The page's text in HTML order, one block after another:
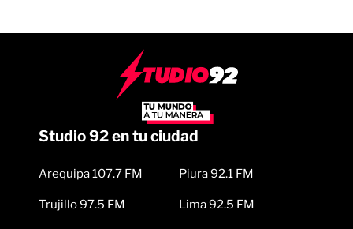
Studio 92 en tu ciudad
Arequipa 107.7 FM
Trujillo 97.5 FM
Piura 92.1 FM
Lima 92.5 FM